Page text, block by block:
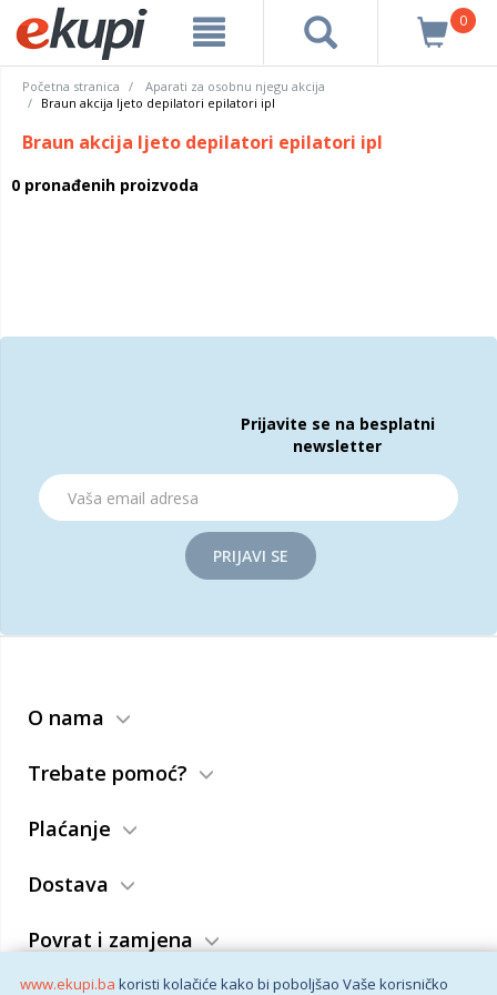
www.ekupi.ba koristi kolačiće kako bi poboljšao Vaše korisničko
0
Početna stranica
Aparati za osobnu njegu akcija
Braun akcija ljeto depilatori epilatori ipl
Braun akcija ljeto depilatori epilatori ipl
0 pronađenih proizvoda
Prijavite se na besplatni
newsletter
PRIJAVI SE
O nama
Trebate pomoć?
Plaćanje
Dostava
Povrat i zamjena